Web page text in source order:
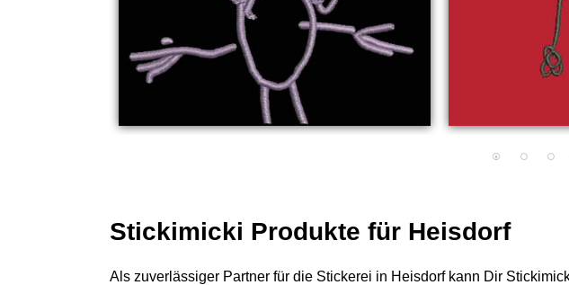
Stickimicki Produkte für Heisdorf
Als zuverlässiger Partner für die Stickerei in Heisdorf kann Dir